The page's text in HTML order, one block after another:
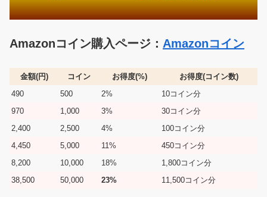
Amazonコイン購入ページ： Amazonコイン
金額(円) コイン お得度(%)
お得度(コイン数)
490
500 2%
10コイン分
970
1,000 3%
30コイン分
2,400
2,500 4%
100コイン分
4,450
5,000 11%
450コイン分
8,200
10,000 18%
1,800コイン分
38,500
50,000 23% 11,500コイン分